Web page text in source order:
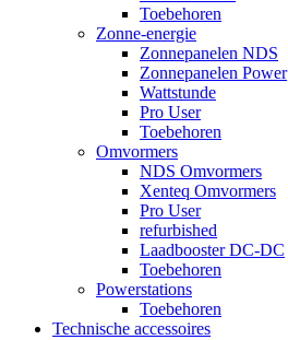
Toebehoren
Zonne-energie
Zonnepanelen NDS
Zonnepanelen Power
Wattstunde
Pro User
Toebehoren
Omvormers
NDS Omvormers
Xenteq Omvormers
Pro User
refurbished
Laadbooster DC-DC
Toebehoren
Powerstations
Toebehoren
Technische accessoires